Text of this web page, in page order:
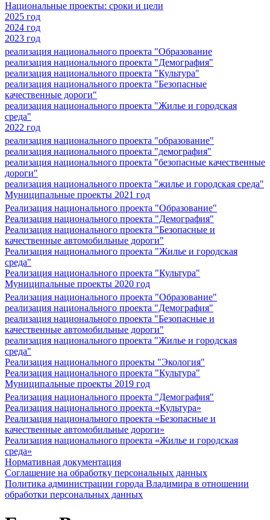
Национальные проекты: сроки и цели
2025 год
2024 год
2023 год
реализация национального проекта "Образование
реализация национального проекта "Демография"
реализация национального проекта "Культура"
реализация национального проекта "Безопасные
качественные дороги"
реализация национального проекта "Жилье и городская
среда"
2022 год
реализация национального проекта "образование"
реализация национального проекта "демография"
реализация национального проекта "безопасные качественные
дороги"
реализация национального проекта "жилье и городская среда"
Муниципальные проекты 2021 год
Реализация национального проекта "Образование"
Реализация национального проекта "Демография"
Реализация национального проекта "Безопасные и
качественные автомобильные дороги"
Реализация национального проекта "Жилье и городская
среда"
Реализация национального проекта "Культура"
Муниципальные проекты 2020 год
Реализация национального проекта "Образование"
реализация национального проекта "Демография"
реализация национального проекта "Безопасные и
качественные автомобильные дороги"
реализация национального проекта "Жилье и городская
среда"
Реализация национального проекты "Экология"
Реализация национального проекта "Культура"
Муниципальные проекты 2019 год
Реализация национального проекта "Демография"
Реализация национального проекта «Культура»
Реализация национального проекта «Безопасные и
качественные автомобильные дороги»
Реализация национального проекта «Жилье и городская
среда»
Нормативная документация
Соглашение на обработку персональных данных
Политика администрации города Владимира в отношении
обработки персональных данных